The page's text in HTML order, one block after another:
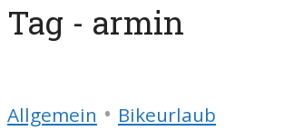
Tag - armin
Allgemein • Bikeurlaub